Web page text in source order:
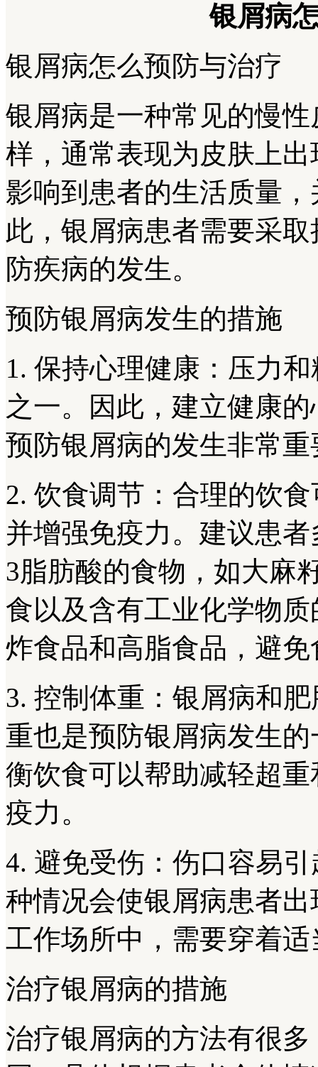
银屑病
银屑病怎么预防与治疗
银屑病是一种常见的慢
样，通常表现为皮肤上
影响到患者的生活质量
此，银屑病患者需要采
防疾病的发生。
预防银屑病发生的措施
1. 保持心理健康：压力
之一。因此，建立健康
预防银屑病的发生非常重
2. 饮食调节：合理的饮
并增强免疫力。建议患
3脂肪酸的食物，如大麻
食以及含有工业化学物
炸食品和高脂食品，避
3. 控制体重：银屑病和
重也是预防银屑病发生
衡饮食可以帮助减轻超
疫力。
4. 避免受伤：伤口容易
种情况会使银屑病患者
工作场所中，需要穿着
治疗银屑病的措施
治疗银屑病的方法有很